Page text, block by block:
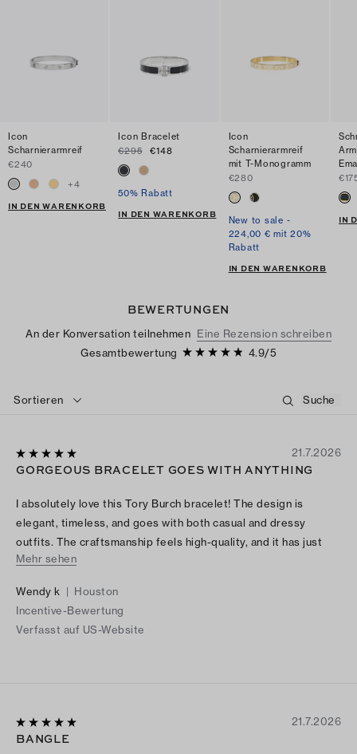
Icon
Scharnierarmreif
€240
+4
IN DEN WARENKORB
Icon Bracelet
€295
€148
50% Rabatt
IN DEN WARENKORB
Icon
Scharnierarmreif
mit T-Monogramm
€280
New to sale -
224,00 € mit 20%
Rabatt
IN DEN WARENKORB
IN
BEWERTUNGEN
An der Konversation teilnehmen Eine Rezension schreiben
Gesamtbewertung
4.9/5
Sortieren
21.7.2026
GORGEOUS BRACELET GOES WITH ANYTHING
I absolutely love this Tory Burch bracelet! The design is
elegant, timeless, and goes with both casual and dressy
outfits. The craftsmanship feels high-quality, and it has just
the right amount of shine without being too flashy. I’ve
makes a beautiful gift because the packaging is just as lovely
as the bracelet itself. If you’re looking for a stylish, versatile
piece of jewelry, I highly recommend this bracelet. It’s
Mehr sehen
Wendy k | Houston
Incentive-Bewertung
Verfasst auf US-Website
21.7.2026
BANGLE